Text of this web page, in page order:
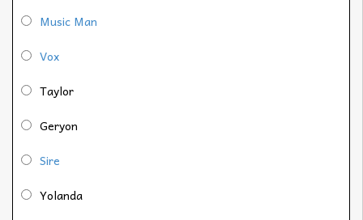
Music Man
Vox
Taylor
Geryon
Sire
Yolanda